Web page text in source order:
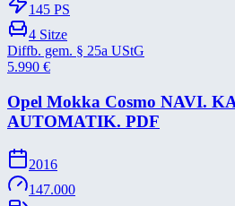
145 PS
4 Sitze
Diffb. gem. § 25a UStG
5.990 €
Opel Mokka Cosmo NAVI.
AUTOMATIK. PDF
2016
147.000